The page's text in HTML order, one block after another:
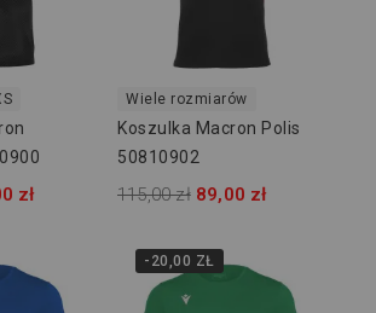
zł
Wiele rozmiarów
Koszulka Macron Polis
50810902
115,00 zł 89,00 zł
-20,00 ZŁ